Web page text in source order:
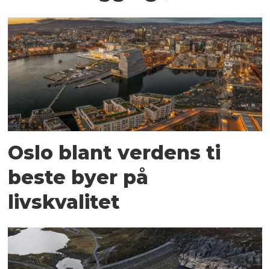
Oslo blant verdens ti
beste byer på
livskvalitet